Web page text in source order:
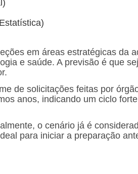
em áreas estratégicas da
e saúde. A previsão é que
de solicitações feitas por
anos, indicando um ciclo
o cenário já é
para iniciar a preparação